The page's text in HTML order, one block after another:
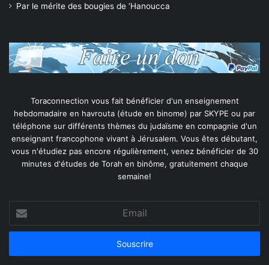
Par le mérite des bougies de ‘Hanoucca
Toraconnection vous fait bénéficier d'un enseignement
hebdomadaire en havrouta (étude en binome) par SKYPE ou par
téléphone sur différents thèmes du judaïsme en compagnie d'un
enseignant francophone vivant à Jérusalem. Vous êtes débutant,
vous n'étudiez pas encore régulièrement, venez bénéficier de 30
minutes d'études de Torah en binôme, gratuitement chaque
semaine!